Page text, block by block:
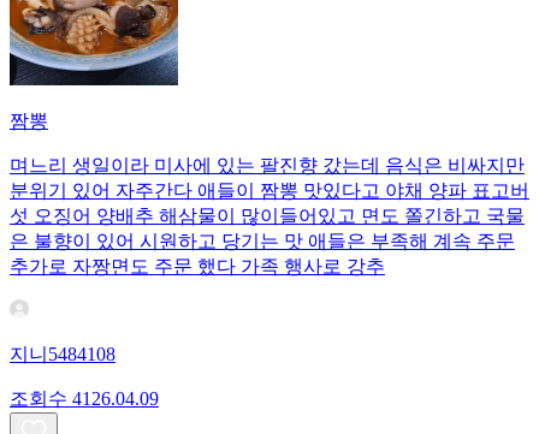
짬뽕
며느리 생일이라 미사에 있는 팔진향 갔는데 음식은 비싸지만
분위기 있어 자주간다 애들이 짬뽕 맛있다고 야채 양파 표고버
섯 오징어 양배추 해삼물이 많이들어있고 면도 쫄긴하고 국물
은 불향이 있어 시원하고 당기는 맛 애들은 부족해 계속 주문
추가로 자짱면도 주문 했다 가족 행사로 강추
지니5484108
조회수 41 26.04.09